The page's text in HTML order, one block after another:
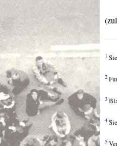
1
2
3
4
5